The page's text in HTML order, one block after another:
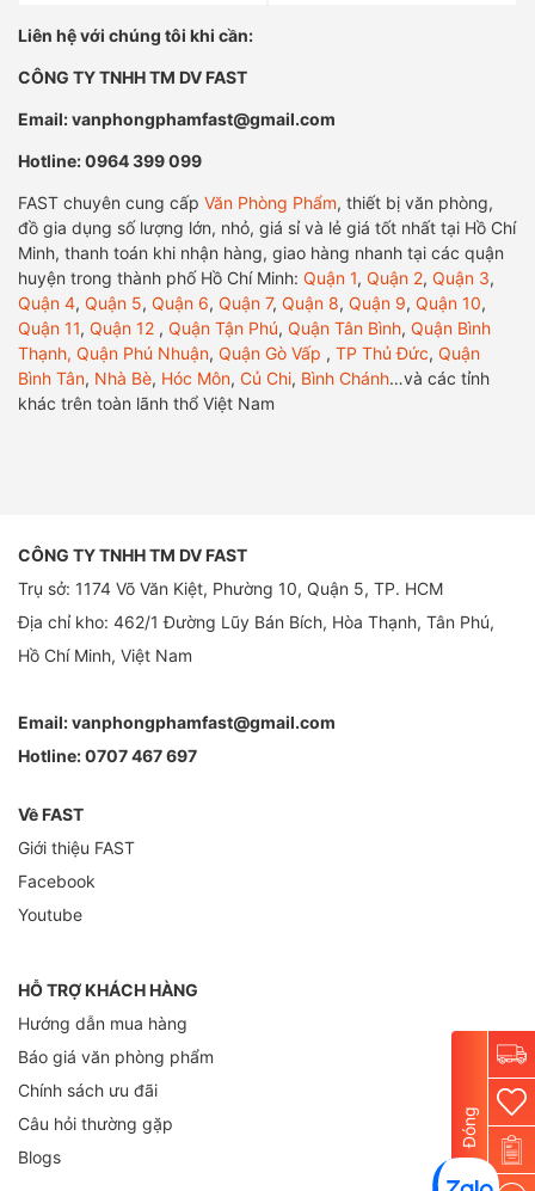
Liên hệ với chúng tôi khi cần:
CÔNG TY TNHH TM DV FAST
Email: vanphongphamfast@gmail.com
Hotline: 0964 399 099
FAST chuyên cung cấp Văn Phòng Phẩm, thiết bị văn phòng,
đồ gia dụng số lượng lớn, nhỏ, giá sỉ và lẻ giá tốt nhất tại Hồ Chí
Minh, thanh toán khi nhận hàng, giao hàng nhanh tại các quận
huyện trong thành phố Hồ Chí Minh: Quận 1, Quận 2, Quận 3,
Quận 4, Quận 5, Quận 6, Quận 7, Quận 8, Quận 9, Quận 10,
Quận 11, Quận 12 , Quận Tận Phú, Quận Tân Bình, Quận Bình
Thạnh, Quận Phú Nhuận, Quận Gò Vấp , TP Thủ Đức, Quận
Bình Tân, Nhà Bè, Hóc Môn, Củ Chi, Bình Chánh…và các tỉnh
khác trên toàn lãnh thổ Việt Nam
CÔNG TY TNHH TM DV FAST
Trụ sở: 1174 Võ Văn Kiệt, Phường 10, Quận 5, TP. HCM
Địa chỉ kho: 462/1 Đường Lũy Bán Bích, Hòa Thạnh, Tân Phú,
Hồ Chí Minh, Việt Nam
Email:vanphongphamfast@gmail.com
Hotline:0707 467 697
Về FAST
Giới thiệu FAST
Facebook
Youtube
HỖ TRỢ KHÁCH HÀNG
Hướng dẫn mua hàng
Báo giá văn phòng phẩm
Chính sách ưu đãi
Câu hỏi thường gặp
Blogs
Đóng